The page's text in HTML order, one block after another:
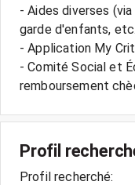
- Aides diverses
garde d'enfants, etc.
- Application My
- Comité Social et
Profil
Profil recherché: